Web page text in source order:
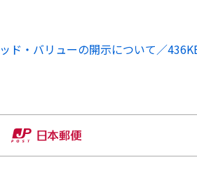
ド・バリューの開示について／